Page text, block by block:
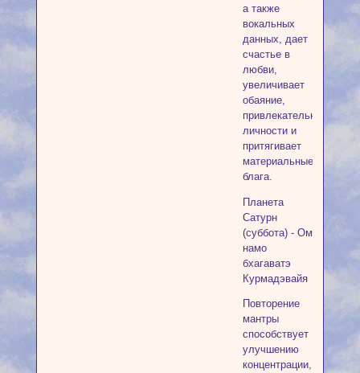
а также
вокальных
данных, дает
счастье в
любви,
увеличивает
обаяние,
привлекательность
личности и
притягивает
материальные
блага.
Планета
Сатурн
(суббота) - Ом
намо
бхагаватэ
Курмадэвайя
Повторение
мантры
способствует
улучшению
концентрации,